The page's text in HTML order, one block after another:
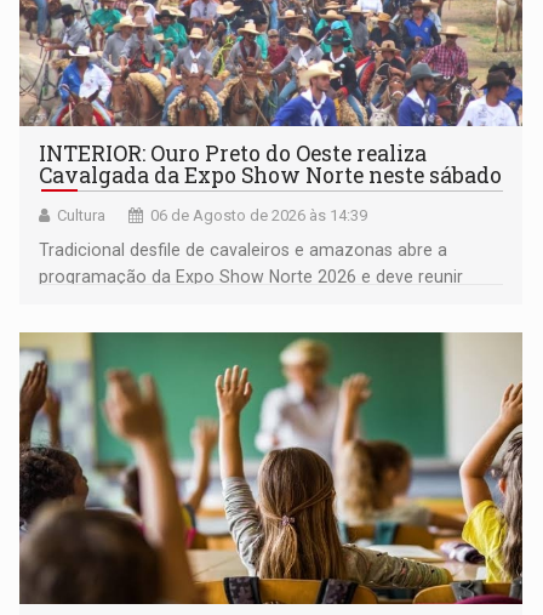
INTERIOR: Ouro Preto do Oeste realiza
Cavalgada da Expo Show Norte neste sábado
Cultura 06 de Agosto de 2026 às 14:39
Tradicional desfile de cavaleiros e amazonas abre a
programação da Expo Show Norte 2026 e deve reunir